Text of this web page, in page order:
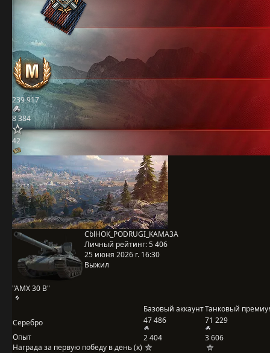
239 917
8 384
42
"AMX 30 B"
CblHOK_PODRUGI_KAMA3A
Личный рейтинг:5 406
25 июня 2026 г. 16:30
Выжил
Базовый аккаунтТанковый
Серебро
47 486
71 229
Опыт
Награда за первую победу в день (x)
2 404 3 606